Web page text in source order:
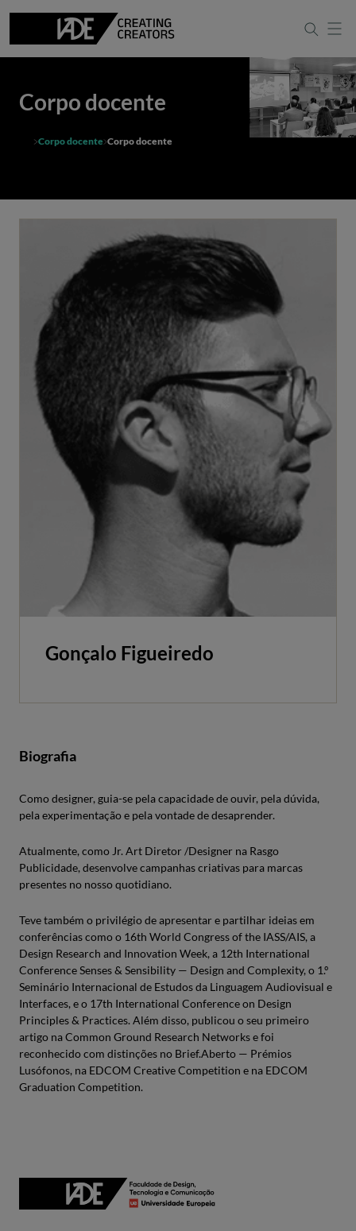
Corpo docente
Corpo docente Corpo docente
Gonçalo Figueiredo
Biografia
Como designer, guia-se pela capacidade de ouvir, pela dúvida,
pela experimentação e pela vontade de desaprender.
Atualmente, como Jr. Art Diretor /Designer na Rasgo
Publicidade, desenvolve campanhas criativas para marcas
presentes no nosso quotidiano.
Teve também o privilégio de apresentar e partilhar ideias em
conferências como o 16th World Congress of the IASS/AIS, a
Design Research and Innovation Week, a 12th International
Conference Senses & Sensibility — Design and Complexity, o 1.º
Seminário Internacional de Estudos da Linguagem Audiovisual e
Interfaces, e o 17th International Conference on Design
Principles & Practices. Além disso, publicou o seu primeiro
artigo na Common Ground Research Networks e foi
reconhecido com distinções no Brief.Aberto — Prémios
Lusófonos, na EDCOM Creative Competition e na EDCOM
Graduation Competition.